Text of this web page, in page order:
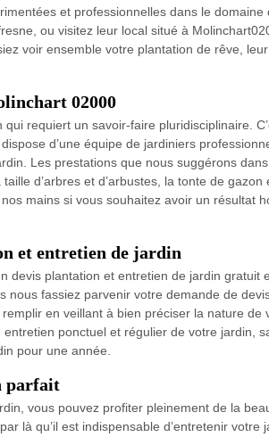
et professionnelles dans le domaine
ou visitez leur local situé à
voir ensemble votre plantation de rêve,
02000
requiert un savoir-faire pluridisciplinaire.
d’une équipe de jardiniers
Les prestations que nous suggérons
d’arbres et d’arbustes, la tonte de gazon
mains si vous souhaitez avoir un résultat
et entretien de jardin
devis plantation et entretien de jardin gratuit
nous fassiez parvenir votre demande de
en veillant à bien préciser la nature de
ponctuel et régulier de votre jardin,
pour une année.
parfait
vous pouvez profiter pleinement de la
là qu’il est indispensable d’entretenir votre